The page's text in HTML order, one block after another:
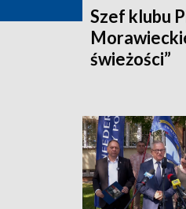
Szef klubu
świeżości”